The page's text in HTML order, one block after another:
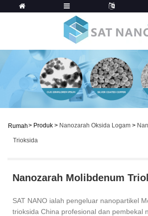
Rumah> Produk > Nanozarah Oksida Logam >
Trioksida
Nanozarah Molibdenum
SAT NANO ialah pengeluar nanopartikel
trioksida China profesional dan pembekal